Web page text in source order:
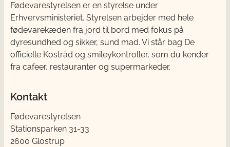
Fødevarestyrelsen er en styrelse under
Erhvervsministeriet. Styrelsen arbejder med hele
fødevarekæden fra jord til bord med fokus på
dyresundhed og sikker, sund mad. Vi står bag De
officielle Kostråd og smileykontroller, som du kender
fra cafeer, restauranter og supermarkeder.
Kontakt
Fødevarestyrelsen
Stationsparken 31-33
2600 Glostrup